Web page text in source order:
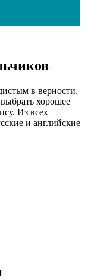
в верности,
хорошее
Из всех
и английские